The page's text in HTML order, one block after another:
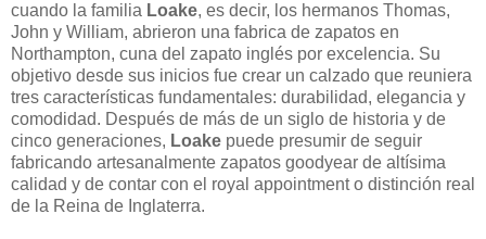
cuando la familia Loake, es decir, los hermanos Thomas,
John y William, abrieron una fabrica de zapatos en
Northampton, cuna del zapato inglés por excelencia. Su
objetivo desde sus inicios fue crear un calzado que reuniera
tres características fundamentales: durabilidad, elegancia y
comodidad. Después de más de un siglo de historia y de
cinco generaciones, Loake puede presumir de seguir
fabricando artesanalmente zapatos goodyear de altísima
calidad y de contar con el royal appointment o distinción real
de la Reina de Inglaterra.